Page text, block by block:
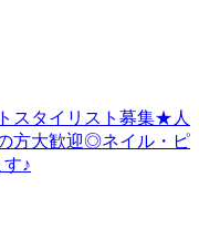
スタイリスト募集★人
方大歓迎◎ネイル・ピ
♪